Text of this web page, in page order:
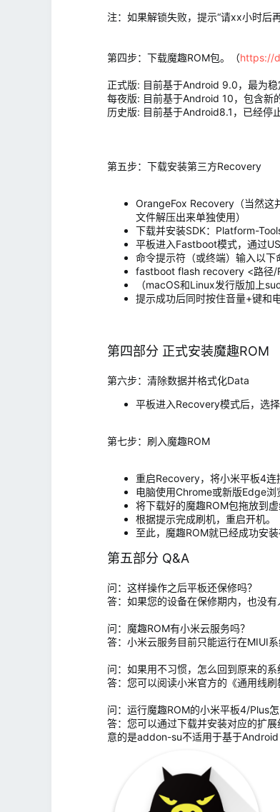
注：如果解锁失败，提示“请xx小时后
第四步：下载魔趣ROM包。（https://
正式版: 目前基于Android 9.0，最为稳
每夜版: 目前基于Android 10，包含新
历史版: 目前基于Android8.1，已经停
第五步：下载安装第三方Recovery
OrangeFox Recovery（当然这
文件解压出来单独使用）
下载并安装SDK：Platform-
平板进入Fastboot模式，通过
命令提示符（或终端）输入以下
fastboot flash recovery <路径/
（macOS和Linux发行版加上
提示成功后同时按住音量+键和
第四部分 正式安装魔趣ROM
第六步：清除数据并格式化Data
平板进入Recovery模式后，选
第七步：刷入魔趣ROM
重启Recovery，将小米平板4连
电脑使用Chrome或新版Edge
将下载好的魔趣ROM包拖放到虚
根据提示完成刷机，重启开机。
至此，魔趣ROM就已经成功安装
第五部分 Q&A
问：这样操作之后平板还保修吗？
答：如果您的设备在保修期内，也没
问：魔趣ROM有小米云服务吗？
答：小米云服务目前只能运行在MIUI
问：如果用不习惯，怎么回到原来的系
答：您可以阅读小米官方的《通用线刷
问：运行魔趣ROM的小米平板4/Plus
答：您可以通过下载并安装对应的扩
意的是addon-su不适用于基于